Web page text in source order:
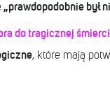
„prawdopodobnie był
do tragicznej śmierci
, które mają